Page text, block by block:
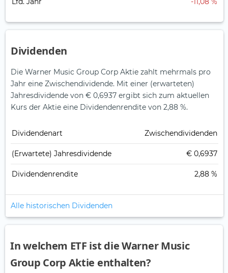
Dividenden
Die Warner Music Group Corp Aktie zahlt mehrmals pro
Jahr eine Zwischendividende. Mit einer (erwarteten)
Jahresdividende von € 0,6937 ergibt sich zum aktuellen
Kurs der Aktie eine Dividendenrendite von 2,88 %.
Dividendenart Zwischendividenden
(Erwartete) Jahresdividende € 0,6937
Dividendenrendite 2,88 %
Alle historischen Dividenden
In welchem ETF ist die Warner Music
Group Corp Aktie enthalten?